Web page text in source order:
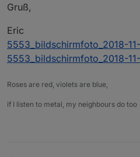
Gruß,
Eric
5553_bildschirmfoto_2018-
5553_bildschirmfoto_2018-
Roses are red, violets are blue,
if I listen to metal, my neighbours do too